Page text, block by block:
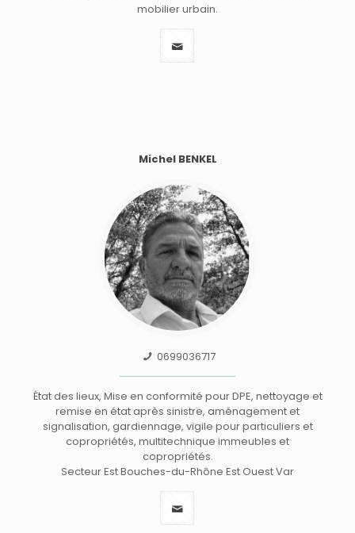
mobilier urbain.
Michel BENKEL
0699036717
État des lieux, Mise en conformité pour DPE, nettoyage et
remise en état après sinistre, aménagement et
signalisation, gardiennage, vigile pour particuliers et
copropriétés, multitechnique immeubles et
copropriétés.
Secteur Est Bouches-du-Rhône Est Ouest Var